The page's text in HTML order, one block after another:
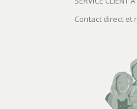
Contact direct et